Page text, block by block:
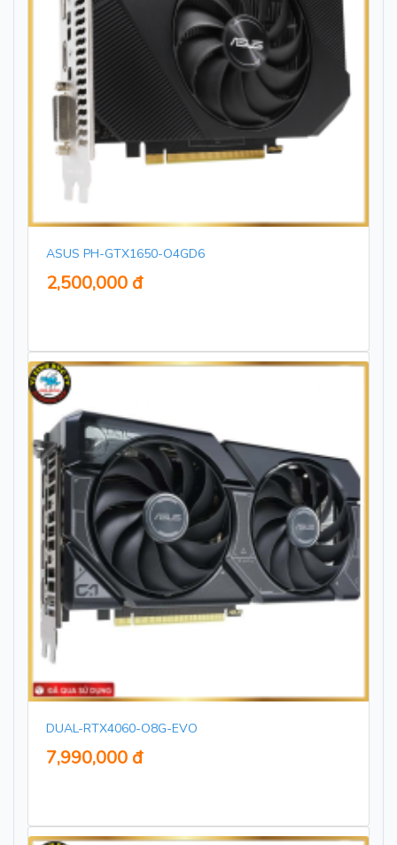
ASUS PH-GTX1650-O4GD6
2,500,000 đ
DUAL-RTX4060-O8G-EVO
7,990,000 đ